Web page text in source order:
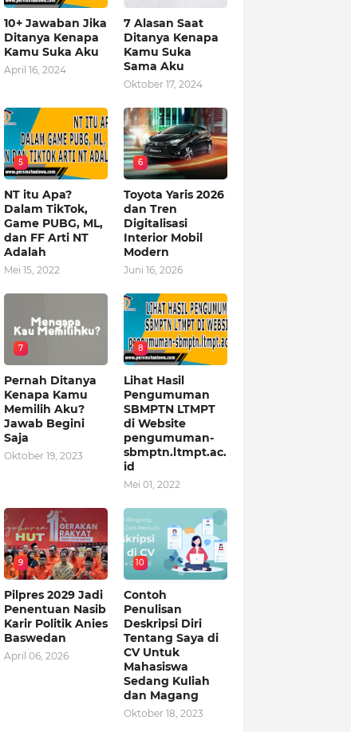
10+ Jawaban Jika
Ditanya Kenapa
Kamu Suka Aku
April 16, 2024
7 Alasan Saat
Ditanya Kenapa
Kamu Suka
Sama Aku
Oktober 17, 2024
5
NT itu Apa?
Dalam TikTok,
Game PUBG, ML,
dan FF Arti NT
Adalah
Mei 15, 2022
6
Toyota Yaris 2026
dan Tren
Digitalisasi
Interior Mobil
Modern
Juni 16, 2026
7
Pernah Ditanya
Kenapa Kamu
Memilih Aku?
Jawab Begini
Saja
Oktober 19, 2023
8
Lihat Hasil
Pengumuman
SBMPTN LTMPT
di Website
pengumuman-
sbmptn.ltmpt.ac.
id
Mei 01, 2022
9
Pilpres 2029 Jadi
Penentuan Nasib
Karir Politik Anies
Baswedan
April 06, 2026
10
Contoh
Penulisan
Deskripsi Diri
Tentang Saya di
CV Untuk
Mahasiswa
Sedang Kuliah
dan Magang
Oktober 18, 2023